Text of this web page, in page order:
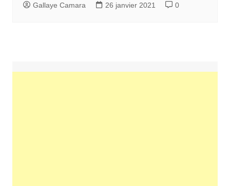
Gallaye Camara 26 janvier 2021 0